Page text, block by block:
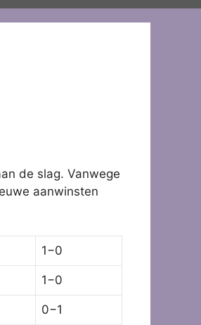
de slag. Vanwege
aanwinsten
1−0
1−0
0−1